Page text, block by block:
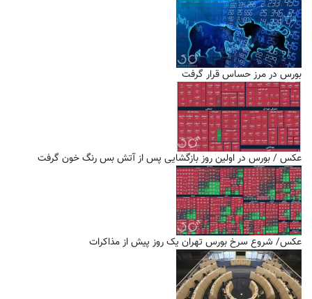
بورس در مرز حساس قرار گرفت
عکس / بورس در اولین روز بازگشایی پس از آتش بس رنگ خون گرفت
عکس/ شروع سرخ بورس تهران یک روز پیش از مذاکرات